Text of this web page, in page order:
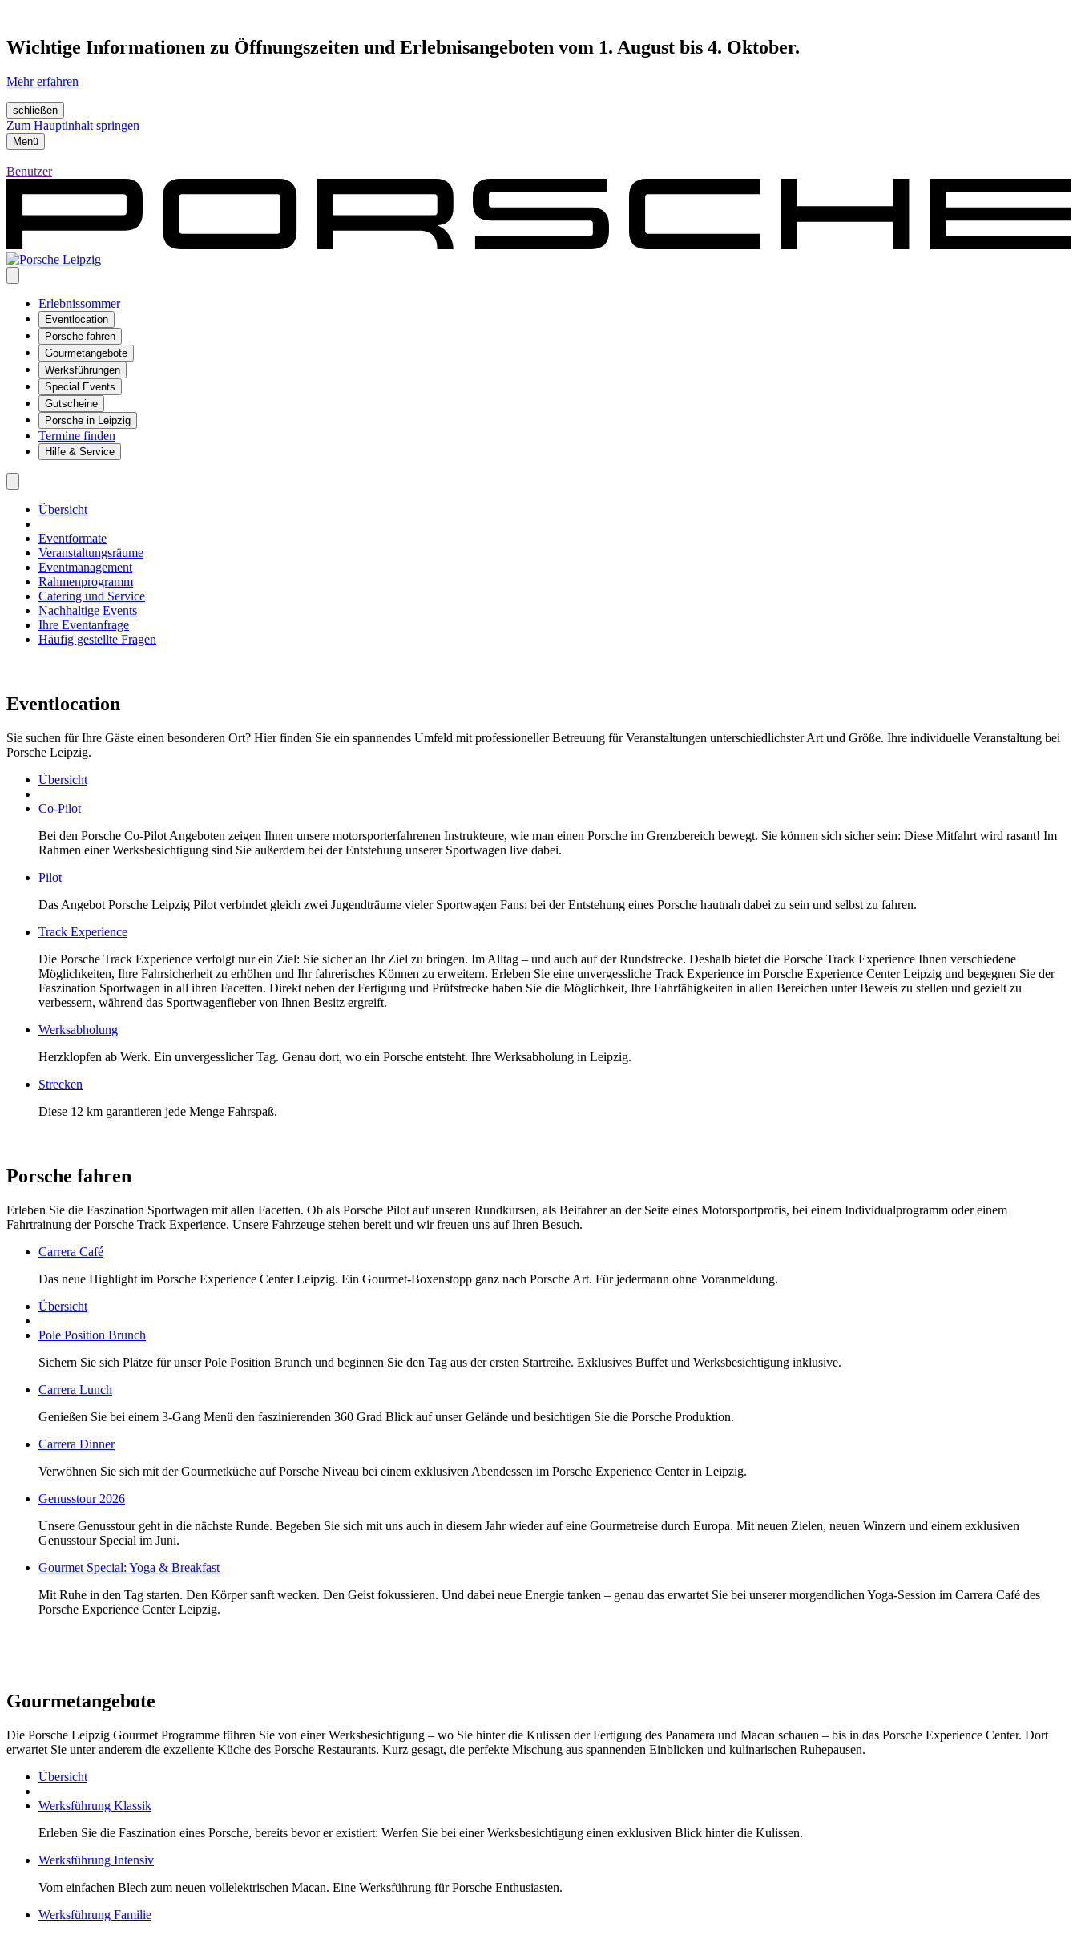
Wichtige Informationen zu Öffnungszeiten und Erlebnisangeboten vom 1. August bis 4. Oktober.
Mehr erfahren
schließen
Zum Hauptinhalt springen
Menü
Benutzer
Erlebnissommer
Eventlocation
Porsche fahren
Gourmetangebote
Werksführungen
Special Events
Gutscheine
Porsche in Leipzig
Termine finden
Hilfe & Service
Übersicht
Eventformate
Veranstaltungsräume
Eventmanagement
Rahmenprogramm
Catering und Service
Nachhaltige Events
Ihre Eventanfrage
Häufig gestellte Fragen
Eventlocation
Sie suchen für Ihre Gäste einen besonderen Ort? Hier finden Sie ein spannendes Umfeld mit professioneller Betreuung für Veranstaltungen unterschiedlichster Art und Größe. Ihre individuelle Veranstaltung bei
Porsche Leipzig.
Übersicht
Co-Pilot
Bei den Porsche Co-Pilot Angeboten zeigen Ihnen unsere motorsporterfahrenen Instrukteure, wie man einen Porsche im Grenzbereich bewegt. Sie können sich sicher sein: Diese Mitfahrt wird rasant! Im
Rahmen einer Werksbesichtigung sind Sie außerdem bei der Entstehung unserer Sportwagen live dabei.
Pilot
Das Angebot Porsche Leipzig Pilot verbindet gleich zwei Jugendträume vieler Sportwagen Fans: bei der Entstehung eines Porsche hautnah dabei zu sein und selbst zu fahren.
Track Experience
Die Porsche Track Experience verfolgt nur ein Ziel: Sie sicher an Ihr Ziel zu bringen. Im Alltag – und auch auf der Rundstrecke. Deshalb bietet die Porsche Track Experience Ihnen verschiedene
Möglichkeiten, Ihre Fahrsicherheit zu erhöhen und Ihr fahrerisches Können zu erweitern. Erleben Sie eine unvergessliche Track Experience im Porsche Experience Center Leipzig und begegnen Sie der
Faszination Sportwagen in all ihren Facetten. Direkt neben der Fertigung und Prüfstrecke haben Sie die Möglichkeit, Ihre Fahrfähigkeiten in allen Bereichen unter Beweis zu stellen und gezielt zu
verbessern, während das Sportwagenfieber von Ihnen Besitz ergreift.
Werksabholung
Herzklopfen ab Werk. Ein unvergesslicher Tag. Genau dort, wo ein Porsche entsteht. Ihre Werksabholung in Leipzig.
Strecken
Diese 12 km garantieren jede Menge Fahrspaß.
Porsche fahren
Erleben Sie die Faszination Sportwagen mit allen Facetten. Ob als Porsche Pilot auf unseren Rundkursen, als Beifahrer an der Seite eines Motorsportprofis, bei einem Individualprogramm oder einem
Fahrtrainung der Porsche Track Experience. Unsere Fahrzeuge stehen bereit und wir freuen uns auf Ihren Besuch.
Carrera Café
Das neue Highlight im Porsche Experience Center Leipzig. Ein Gourmet-Boxenstopp ganz nach Porsche Art. Für jedermann ohne Voranmeldung.
Übersicht
Pole Position Brunch
Sichern Sie sich Plätze für unser Pole Position Brunch und beginnen Sie den Tag aus der ersten Startreihe. Exklusives Buffet und Werksbesichtigung inklusive.
Carrera Lunch
Genießen Sie bei einem 3-Gang Menü den faszinierenden 360 Grad Blick auf unser Gelände und besichtigen Sie die Porsche Produktion.
Carrera Dinner
Verwöhnen Sie sich mit der Gourmetküche auf Porsche Niveau bei einem exklusiven Abendessen im Porsche Experience Center in Leipzig.
Genusstour 2026
Unsere Genusstour geht in die nächste Runde. Begeben Sie sich mit uns auch in diesem Jahr wieder auf eine Gourmetreise durch Europa. Mit neuen Zielen, neuen Winzern und einem exklusiven
Genusstour Special im Juni.
Gourmet Special: Yoga & Breakfast
Mit Ruhe in den Tag starten. Den Körper sanft wecken. Den Geist fokussieren. Und dabei neue Energie tanken – genau das erwartet Sie bei unserer morgendlichen Yoga-Session im Carrera Café des
Porsche Experience Center Leipzig.
Gourmetangebote
Die Porsche Leipzig Gourmet Programme führen Sie von einer Werksbesichtigung – wo Sie hinter die Kulissen der Fertigung des Panamera und Macan schauen – bis in das Porsche Experience Center. Dort
erwartet Sie unter anderem die exzellente Küche des Porsche Restaurants. Kurz gesagt, die perfekte Mischung aus spannenden Einblicken und kulinarischen Ruhepausen.
Übersicht
Werksführung Klassik
Erleben Sie die Faszination eines Porsche, bereits bevor er existiert: Werfen Sie bei einer Werksbesichtigung einen exklusiven Blick hinter die Kulissen.
Werksführung Intensiv
Vom einfachen Blech zum neuen vollelektrischen Macan. Eine Werksführung für Porsche Enthusiasten.
Werksführung Familie